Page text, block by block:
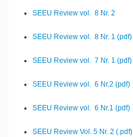
SEEU Review vol. 8 Nr. 2
SEEU Review vol. 8 Nr. 1 (pdf)
SEEU Review vol. 7 Nr. 1 (pdf)
SEEU Review vol. 6 Nr.2 (pdf)
SEEU Review vol. 6 Nr.1 (pdf)
SEEU Review Vol. 5 Nr. 2 (.pdf)